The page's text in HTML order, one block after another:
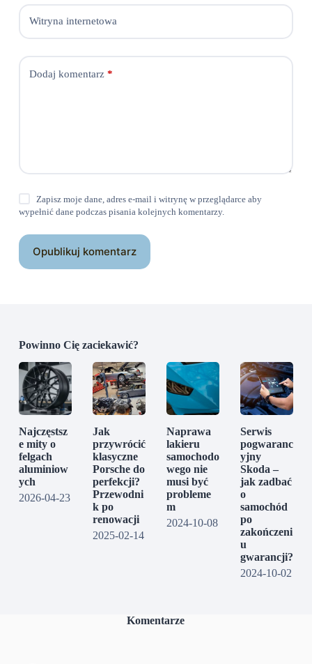
Witryna internetowa
Dodaj komentarz*
Zapisz moje dane, adres e-mail i witrynę w przeglądarce aby
wypełnić dane podczas pisania kolejnych komentarzy.
Opublikuj komentarz
Powinno Cię zaciekawić?
Najczęstsz
e mity o
felgach
aluminiow
ych
2026-04-23
Jak
przywrócić
klasyczne
Porsche do
perfekcji?
Przewodni
k po
renowacji
2025-02-14
Naprawa
lakieru
samochodo
wego nie
musi być
probleme
m
2024-10-08
Serwis
pogwaranc
yjny
Skoda –
jak zadbać
o
samochód
po
zakończeni
u
gwarancji?
2024-10-02
Komentarze